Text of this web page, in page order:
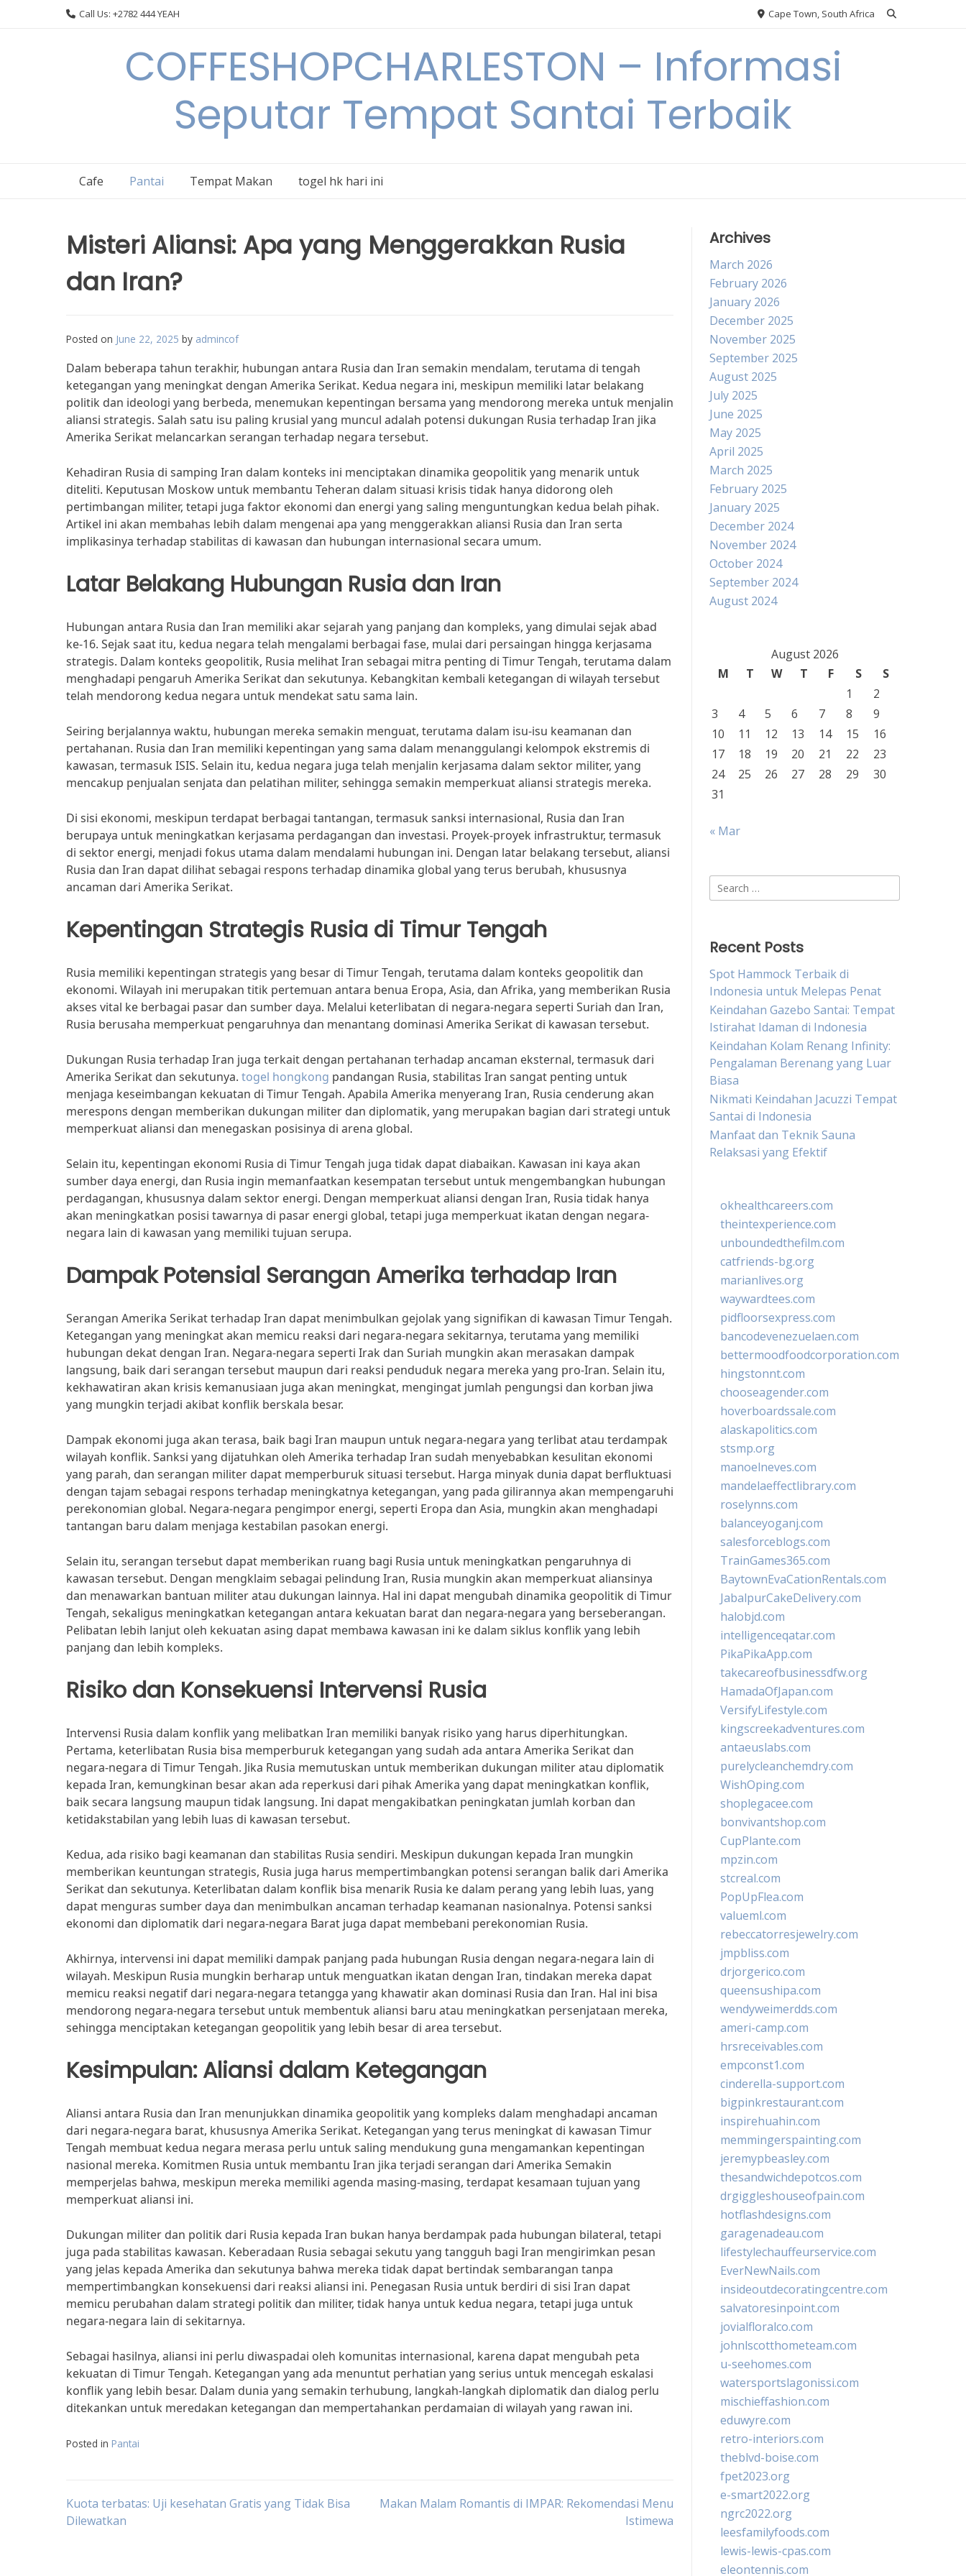
Call Us: +2782 444 YEAH Cape Town, South Africa
COFFESHOPCHARLESTON – Informasi
Seputar Tempat Santai Terbaik
Cafe Pantai Tempat Makan togel hk hari ini
Misteri Aliansi: Apa yang Menggerakkan Rusia
dan Iran?
Posted on June 22, 2025 by admincof
Dalam beberapa tahun terakhir, hubungan antara Rusia dan Iran semakin mendalam, terutama di tengah
ketegangan yang meningkat dengan Amerika Serikat. Kedua negara ini, meskipun memiliki latar belakang
politik dan ideologi yang berbeda, menemukan kepentingan bersama yang mendorong mereka untuk menjalin
aliansi strategis. Salah satu isu paling krusial yang muncul adalah potensi dukungan Rusia terhadap Iran jika
Amerika Serikat melancarkan serangan terhadap negara tersebut.
Kehadiran Rusia di samping Iran dalam konteks ini menciptakan dinamika geopolitik yang menarik untuk
diteliti. Keputusan Moskow untuk membantu Teheran dalam situasi krisis tidak hanya didorong oleh
pertimbangan militer, tetapi juga faktor ekonomi dan energi yang saling menguntungkan kedua belah pihak.
Artikel ini akan membahas lebih dalam mengenai apa yang menggerakkan aliansi Rusia dan Iran serta
implikasinya terhadap stabilitas di kawasan dan hubungan internasional secara umum.
Latar Belakang Hubungan Rusia dan Iran
Hubungan antara Rusia dan Iran memiliki akar sejarah yang panjang dan kompleks, yang dimulai sejak abad
ke-16. Sejak saat itu, kedua negara telah mengalami berbagai fase, mulai dari persaingan hingga kerjasama
strategis. Dalam konteks geopolitik, Rusia melihat Iran sebagai mitra penting di Timur Tengah, terutama dalam
menghadapi pengaruh Amerika Serikat dan sekutunya. Kebangkitan kembali ketegangan di wilayah tersebut
telah mendorong kedua negara untuk mendekat satu sama lain.
Seiring berjalannya waktu, hubungan mereka semakin menguat, terutama dalam isu-isu keamanan dan
pertahanan. Rusia dan Iran memiliki kepentingan yang sama dalam menanggulangi kelompok ekstremis di
kawasan, termasuk ISIS. Selain itu, kedua negara juga telah menjalin kerjasama dalam sektor militer, yang
mencakup penjualan senjata dan pelatihan militer, sehingga semakin memperkuat aliansi strategis mereka.
Di sisi ekonomi, meskipun terdapat berbagai tantangan, termasuk sanksi internasional, Rusia dan Iran
berupaya untuk meningkatkan kerjasama perdagangan dan investasi. Proyek-proyek infrastruktur, termasuk
di sektor energi, menjadi fokus utama dalam mendalami hubungan ini. Dengan latar belakang tersebut, aliansi
Rusia dan Iran dapat dilihat sebagai respons terhadap dinamika global yang terus berubah, khususnya
ancaman dari Amerika Serikat.
Kepentingan Strategis Rusia di Timur Tengah
Rusia memiliki kepentingan strategis yang besar di Timur Tengah, terutama dalam konteks geopolitik dan
ekonomi. Wilayah ini merupakan titik pertemuan antara benua Eropa, Asia, dan Afrika, yang memberikan Rusia
akses vital ke berbagai pasar dan sumber daya. Melalui keterlibatan di negara-negara seperti Suriah dan Iran,
Rusia berusaha memperkuat pengaruhnya dan menantang dominasi Amerika Serikat di kawasan tersebut.
Dukungan Rusia terhadap Iran juga terkait dengan pertahanan terhadap ancaman eksternal, termasuk dari
Amerika Serikat dan sekutunya. togel hongkong pandangan Rusia, stabilitas Iran sangat penting untuk
menjaga keseimbangan kekuatan di Timur Tengah. Apabila Amerika menyerang Iran, Rusia cenderung akan
merespons dengan memberikan dukungan militer dan diplomatik, yang merupakan bagian dari strategi untuk
memperkuat aliansi dan menegaskan posisinya di arena global.
Selain itu, kepentingan ekonomi Rusia di Timur Tengah juga tidak dapat diabaikan. Kawasan ini kaya akan
sumber daya energi, dan Rusia ingin memanfaatkan kesempatan tersebut untuk mengembangkan hubungan
perdagangan, khususnya dalam sektor energi. Dengan memperkuat aliansi dengan Iran, Rusia tidak hanya
akan meningkatkan posisi tawarnya di pasar energi global, tetapi juga memperkuat ikatan dengan negara-
negara lain di kawasan yang memiliki tujuan serupa.
Dampak Potensial Serangan Amerika terhadap Iran
Serangan Amerika Serikat terhadap Iran dapat menimbulkan gejolak yang signifikan di kawasan Timur Tengah.
Ketegangan yang meningkat akan memicu reaksi dari negara-negara sekitarnya, terutama yang memiliki
hubungan dekat dengan Iran. Negara-negara seperti Irak dan Suriah mungkin akan merasakan dampak
langsung, baik dari serangan tersebut maupun dari reaksi penduduk negara mereka yang pro-Iran. Selain itu,
kekhawatiran akan krisis kemanusiaan juga akan meningkat, mengingat jumlah pengungsi dan korban jiwa
yang mungkin terjadi akibat konflik berskala besar.
Dampak ekonomi juga akan terasa, baik bagi Iran maupun untuk negara-negara yang terlibat atau terdampak
wilayah konflik. Sanksi yang dijatuhkan oleh Amerika terhadap Iran sudah menyebabkan kesulitan ekonomi
yang parah, dan serangan militer dapat memperburuk situasi tersebut. Harga minyak dunia dapat berfluktuasi
dengan tajam sebagai respons terhadap meningkatnya ketegangan, yang pada gilirannya akan mempengaruhi
perekonomian global. Negara-negara pengimpor energi, seperti Eropa dan Asia, mungkin akan menghadapi
tantangan baru dalam menjaga kestabilan pasokan energi.
Selain itu, serangan tersebut dapat memberikan ruang bagi Rusia untuk meningkatkan pengaruhnya di
kawasan tersebut. Dengan mengklaim sebagai pelindung Iran, Rusia mungkin akan memperkuat aliansinya
dan menawarkan bantuan militer atau dukungan lainnya. Hal ini dapat mengubah dinamika geopolitik di Timur
Tengah, sekaligus meningkatkan ketegangan antara kekuatan barat dan negara-negara yang berseberangan.
Pelibatan lebih lanjut oleh kekuatan asing dapat membawa kawasan ini ke dalam siklus konflik yang lebih
panjang dan lebih kompleks.
Risiko dan Konsekuensi Intervensi Rusia
Intervensi Rusia dalam konflik yang melibatkan Iran memiliki banyak risiko yang harus diperhitungkan.
Pertama, keterlibatan Rusia bisa memperburuk ketegangan yang sudah ada antara Amerika Serikat dan
negara-negara di Timur Tengah. Jika Rusia memutuskan untuk memberikan dukungan militer atau diplomatik
kepada Iran, kemungkinan besar akan ada reperkusi dari pihak Amerika yang dapat meningkatkan konflik,
baik secara langsung maupun tidak langsung. Ini dapat mengakibatkan peningkatan jumlah korban dan
ketidakstabilan yang lebih luas di kawasan tersebut.
Kedua, ada risiko bagi keamanan dan stabilitas Rusia sendiri. Meskipun dukungan kepada Iran mungkin
memberikan keuntungan strategis, Rusia juga harus mempertimbangkan potensi serangan balik dari Amerika
Serikat dan sekutunya. Keterlibatan dalam konflik bisa menarik Rusia ke dalam perang yang lebih luas, yang
dapat menguras sumber daya dan menimbulkan ancaman terhadap keamanan nasionalnya. Potensi sanksi
ekonomi dan diplomatik dari negara-negara Barat juga dapat membebani perekonomian Rusia.
Akhirnya, intervensi ini dapat memiliki dampak panjang pada hubungan Rusia dengan negara-negara lain di
wilayah. Meskipun Rusia mungkin berharap untuk menguatkan ikatan dengan Iran, tindakan mereka dapat
memicu reaksi negatif dari negara-negara tetangga yang khawatir akan dominasi Rusia dan Iran. Hal ini bisa
mendorong negara-negara tersebut untuk membentuk aliansi baru atau meningkatkan persenjataan mereka,
sehingga menciptakan ketegangan geopolitik yang lebih besar di area tersebut.
Kesimpulan: Aliansi dalam Ketegangan
Aliansi antara Rusia dan Iran menunjukkan dinamika geopolitik yang kompleks dalam menghadapi ancaman
dari negara-negara barat, khususnya Amerika Serikat. Ketegangan yang terus meningkat di kawasan Timur
Tengah membuat kedua negara merasa perlu untuk saling mendukung guna mengamankan kepentingan
nasional mereka. Komitmen Rusia untuk membantu Iran jika terjadi serangan dari Amerika Semakin
memperjelas bahwa, meskipun mereka memiliki agenda masing-masing, terdapat kesamaan tujuan yang
memperkuat aliansi ini.
Dukungan militer dan politik dari Rusia kepada Iran bukan hanya berdampak pada hubungan bilateral, tetapi
juga pada stabilitas kawasan. Keberadaan Rusia sebagai sekutu yang tangguh bagi Iran mengirimkan pesan
yang jelas kepada Amerika dan sekutunya bahwa mereka tidak dapat bertindak sembarangan tanpa
mempertimbangkan konsekuensi dari reaksi aliansi ini. Penegasan Rusia untuk berdiri di sisi Iran dapat
memicu perubahan dalam strategi politik dan militer, tidak hanya untuk kedua negara, tetapi juga untuk
negara-negara lain di sekitarnya.
Sebagai hasilnya, aliansi ini perlu diwaspadai oleh komunitas internasional, karena dapat mengubah peta
kekuatan di Timur Tengah. Ketegangan yang ada menuntut perhatian yang serius untuk mencegah eskalasi
konflik yang lebih besar. Dalam dunia yang semakin terhubung, langkah-langkah diplomatik dan dialog perlu
ditekankan untuk meredakan ketegangan dan mempertahankan perdamaian di wilayah yang rawan ini.
Posted in Pantai
Post
Kuota terbatas: Uji kesehatan Gratis yang Tidak Bisa
Dilewatkan
Makan Malam Romantis di IMPAR: Rekomendasi Menu
Istimewa
Archives
March 2026
February 2026
January 2026
December 2025
November 2025
September 2025
August 2025
July 2025
June 2025
May 2025
April 2025
March 2025
February 2025
January 2025
December 2024
November 2024
October 2024
September 2024
August 2024
August 2026
M
T W T F S
S
1
2
3
4 5 6 7 8
9
10
11 12 13 14 15
16
17
18 19 20 21 22
23
24
25 26 27 28 29
30
31
« Mar
Search
for:
Recent Posts
Spot Hammock Terbaik di
Indonesia untuk Melepas Penat
Keindahan Gazebo Santai: Tempat
Istirahat Idaman di Indonesia
Keindahan Kolam Renang Infinity:
Pengalaman Berenang yang Luar
Biasa
Nikmati Keindahan Jacuzzi Tempat
Santai di Indonesia
Manfaat dan Teknik Sauna
Relaksasi yang Efektif
okhealthcareers.com
theintexperience.com
unboundedthefilm.com
catfriends-bg.org
marianlives.org
waywardtees.com
pidfloorsexpress.com
bancodevenezuelaen.com
bettermoodfoodcorporation.com
hingstonnt.com
chooseagender.com
hoverboardssale.com
alaskapolitics.com
stsmp.org
manoelneves.com
mandelaeffectlibrary.com
roselynns.com
balanceyoganj.com
salesforceblogs.com
TrainGames365.com
BaytownEvaCationRentals.com
JabalpurCakeDelivery.com
halobjd.com
intelligenceqatar.com
PikaPikaApp.com
takecareofbusinessdfw.org
HamadaOfJapan.com
VersifyLifestyle.com
kingscreekadventures.com
antaeuslabs.com
purelycleanchemdry.com
WishOping.com
shoplegacee.com
bonvivantshop.com
CupPlante.com
mpzin.com
stcreal.com
PopUpFlea.com
valueml.com
rebeccatorresjewelry.com
jmpbliss.com
drjorgerico.com
queensushipa.com
wendyweimerdds.com
ameri-camp.com
hrsreceivables.com
empconst1.com
cinderella-support.com
bigpinkrestaurant.com
inspirehuahin.com
memmingerspainting.com
jeremypbeasley.com
thesandwichdepotcos.com
drgiggleshouseofpain.com
hotflashdesigns.com
garagenadeau.com
lifestylechauffeurservice.com
EverNewNails.com
insideoutdecoratingcentre.com
salvatoresinpoint.com
jovialfloralco.com
johnlscotthometeam.com
u-seehomes.com
watersportslagonissi.com
mischieffashion.com
eduwyre.com
retro-interiors.com
theblvd-boise.com
fpet2023.org
e-smart2022.org
ngrc2022.org
leesfamilyfoods.com
lewis-lewis-cpas.com
eleontennis.com